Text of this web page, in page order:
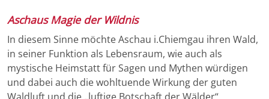
Aschaus Magie der Wildnis
In diesem Sinne möchte Aschau i.Chiemgau ihren Wald,
in seiner Funktion als Lebensraum, wie auch als
mystische Heimstatt für Sagen und Mythen würdigen
und dabei auch die wohltuende Wirkung der guten